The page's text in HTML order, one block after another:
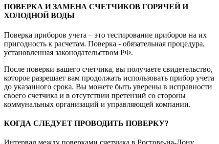
ПОВЕРКА И ЗАМЕНА СЧЕТЧИКОВ ГОРЯЧЕЙ И
ХОЛОДНОЙ ВОДЫ
Поверка приборов учета – это тестирование приборов на их
пригодность к расчетам. Поверка - обязательная процедура,
установленная законодательством РФ.
После поверки вашего счетчика, вы получаете свидетельство,
которое разрешает вам продолжать использовать прибор учета
до указанного срока. Вы можете быть уверены в исправности
своего счетчика и в отсутствии претензий со стороны
коммунальных организаций и управляющей компании.
КОГДА СЛЕДУЕТ ПРОВОДИТЬ ПОВЕРКУ?